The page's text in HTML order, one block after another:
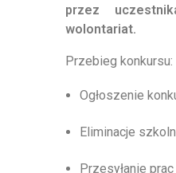
przez
wolontariat.
Przebieg konkursu:
Ogłoszenie
Eliminacje
Przesyłanie